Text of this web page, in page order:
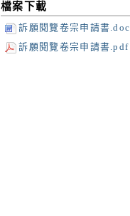
檔案下載
訴願閱覽卷宗申請書.doc
訴願閱覽卷宗申請書.pdf